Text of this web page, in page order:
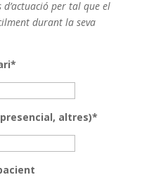
per tal que el
durant la seva
altres)*